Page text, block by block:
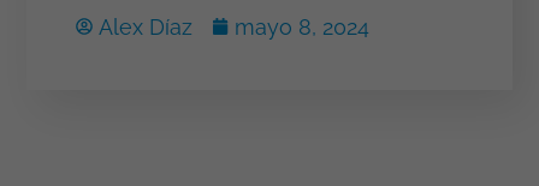
Alex Díaz mayo 8, 2024